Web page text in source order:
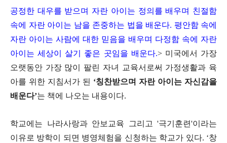
공정한 대우를 받으며 자란 아이는 정의를 배우며 친절함
속에 자란 아이는 남을 존중하는 법을 배운다. 평안함 속에
자란 아이는 사람에 대한 믿음을 배우며 다정함 속에 자란
아이는 세상이 살기 좋은 곳임을 배운다.> 미국에서 가장
오랫동안 가장 많이 팔린 자녀 교육서로써 가정생활과 육
아를 위한 지침서가 된 ‘칭찬받으며 자란 아이는 자신감을
배운다’는 책에 나오는 내용이다.
학교에는 나라사랑과 안보교육 그리고 '극기훈련'이라는
이유로 방학이 되면 병영체험을 신청하는 학교가 있다. ‘창